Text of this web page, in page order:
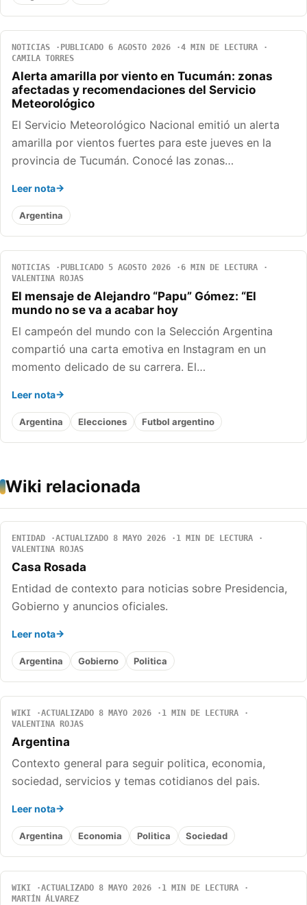
NOTICIAS PUBLICADO 6 AGOSTO 2026
4 MIN DE LECTURA
CAMILA TORRES
Alerta amarilla por viento en Tucumán: zonas
afectadas y recomendaciones del Servicio
Meteorológico
El Servicio Meteorológico Nacional emitió un alerta
amarilla por vientos fuertes para este jueves en la
provincia de Tucumán. Conocé las zonas…
Leer nota
Argentina
NOTICIAS PUBLICADO 5 AGOSTO 2026
6 MIN DE LECTURA
VALENTINA ROJAS
El mensaje de Alejandro “Papu” Gómez: “El
mundo no se va a acabar hoy
El campeón del mundo con la Selección Argentina
compartió una carta emotiva en Instagram en un
momento delicado de su carrera. El…
Leer nota
Argentina Elecciones Futbol argentino
Wiki relacionada
ENTIDAD ACTUALIZADO 8 MAYO 2026
1 MIN DE LECTURA
VALENTINA ROJAS
Casa Rosada
Entidad de contexto para noticias sobre Presidencia,
Gobierno y anuncios oficiales.
Leer nota
Argentina Gobierno Politica
WIKI ACTUALIZADO 8 MAYO 2026
1 MIN DE LECTURA
VALENTINA ROJAS
Argentina
Contexto general para seguir politica, economia,
sociedad, servicios y temas cotidianos del pais.
Leer nota
Argentina Economia Politica Sociedad
WIKI ACTUALIZADO 8 MAYO 2026
1 MIN DE LECTURA
MARTÍN ÁLVAREZ